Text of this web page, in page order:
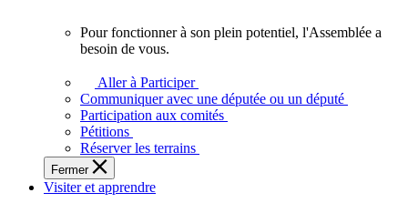
plein
potentiel,
l'Assemblée
a
besoin
de
Pour fonctionner à son plein potentiel, l'Assemblée a
besoin de vous.
Aller à Participer
Communiquer avec une députée ou un député
Participation aux comités
Pétitions
Réserver les terrains
Fermer
Visiter et apprendre